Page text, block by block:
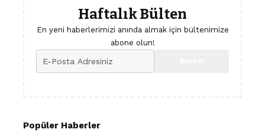
Haftalık Bülten
En yeni haberlerimizi anında almak için bültenimize
abone olun!
Popüler Haberler